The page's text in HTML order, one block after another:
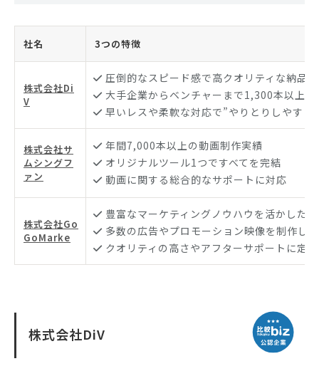
社名 3つの特徴
株式会社Di
V
圧倒的なスピード感で高クオリティな納品
大手企業からベンチャーまで1,300本以上の
早いレスや柔軟な対応で”やりとりしやすさ
株式会社サ
ムシングフ
ァン
年間7,000本以上の動画制作実績
オリジナルツール1つですべてを完結
動画に関する総合的なサポートに対応
株式会社Go
GoMarke
豊富なマーケティングノウハウを活かした
多数の広告やプロモーション映像を制作し
クオリティの高さやアフターサポートに定
株式会社DiV